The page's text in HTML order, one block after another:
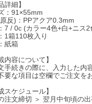
詳細】
：91×55mm
反)：PPアクア0.3mm
7 / 0c (カラー4色+白+ニス2
1箱110枚入り
紙箱
内容について】
手続きの際に、入力した内
要な項目は空欄でご注文を
スケジュール】
注文締切 ＞ 翌月中旬頃の出